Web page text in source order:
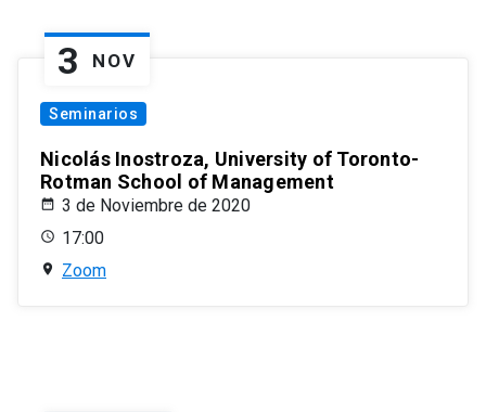
3 NOV
Seminarios
Nicolás Inostroza, University of Toronto-
Rotman School of Management
3 de Noviembre de 2020
17:00
Zoom